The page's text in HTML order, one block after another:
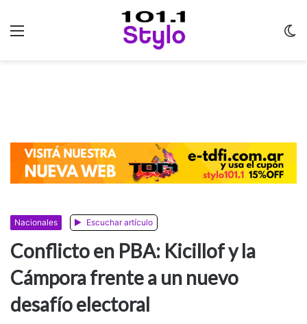
Nacionales Escuchar artículo
Conflicto en PBA: Kicillof y la
Cámpora frente a un nuevo
desafío electoral